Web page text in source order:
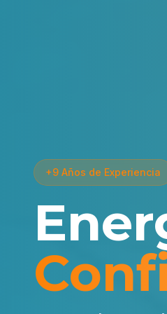
+9 Años de Experiencia